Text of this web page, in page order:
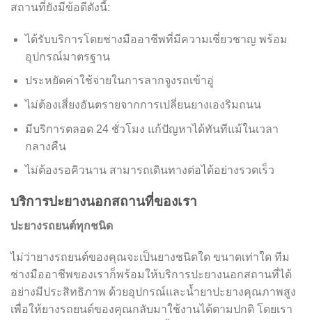
สถานที่ยังมีข้อดีดังนี้:
ได้รับบริการโดยช่างมืออาชีพที่มีความเชี่ยวชาญ พร้อม
อุปกรณ์มาตรฐาน
ประหยัดค่าใช้จ่ายในการลากจูงรถเข้าอู่
ไม่ต้องเสี่ยงอันตรายจากการเปลี่ยนยางเองริมถนน
มีบริการตลอด 24 ชั่วโมง แก้ปัญหาได้ทันทีแม้ในเวลา
กลางคืน
ไม่ต้องรอคิวนาน สามารถเดินทางต่อได้อย่างรวดเร็ว
บริการปะยางนอกสถานที่ของเรา
ปะยางรถยนต์ทุกชนิด
ไม่ว่ายางรถยนต์ของคุณจะเป็นยางชนิดใด ขนาดเท่าใด ทีม
ช่างมืออาชีพของเราก็พร้อมให้บริการปะยางนอกสถานที่ได้
อย่างมีประสิทธิภาพ ด้วยอุปกรณ์และน้ำยาปะยางคุณภาพสูง
เพื่อให้ยางรถยนต์ของคุณกลับมาใช้งานได้ตามปกติ โดยเรา